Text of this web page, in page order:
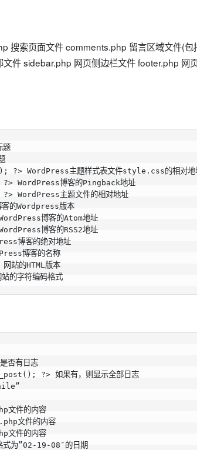
搜索页面文件 comments.php 留言区域文件(包
件 sidebar.php 网页侧边栏文件 footer.php 网
WordPress主题样式表文件style.css的相对地
博客的Pingback地址
主题文件的相对地址
Wordpress版本
博客的Atom地址
博客的RSS2地址
博客的绝对地址
博客的名称
的HTML版本
字符编码格式
有日志
?> 如果有，则显示全部日志
件的内容
文件的内容
件的内容
为”02-19-08″的日期